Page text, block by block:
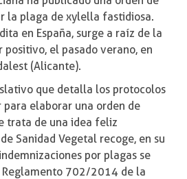
la plaga de xylella fastidiosa.
en España, surge a raíz de la
el pasado verano, en
(Alicante).
que detalla los protocolos
para elaborar una orden de
trata de una idea feliz
Sanidad Vegetal recoge, en su
por plagas se
Reglamento 702/2014 de la